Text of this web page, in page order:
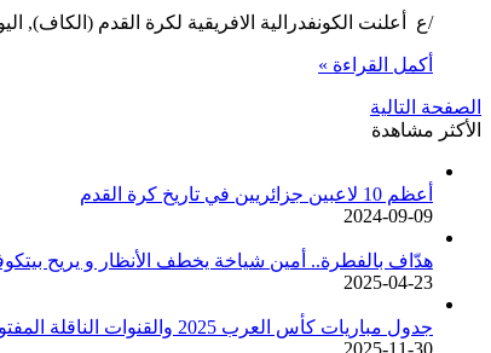
/ع أعلنت الكونفدرالية الافريقية لكرة القدم (الكاف),
أكمل القراءة »
الصفحة التالية
الأكثر مشاهدة
أعظم 10 لاعبين جزائريين في تاريخ كرة القدم
2024-09-09
هدّاف بالفطرة.. أمين شياخة يخطف الأنظار و يريح
2025-04-23
جدول مباريات كأس العرب 2025 والقنوات الناقلة المفتوحة
2025-11-30